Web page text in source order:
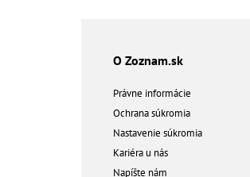
O Zoznam.sk
Právne informácie
Ochrana súkromia
Nastavenie súkromia
Kariéra u nás
Napíšte nám